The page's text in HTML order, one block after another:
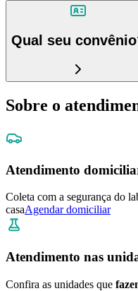
Qual seu
Sobre o
Atendimento
Coleta com a segurança do
casaAgendar domiciliar
Atendimento nas
Confira as unidades que